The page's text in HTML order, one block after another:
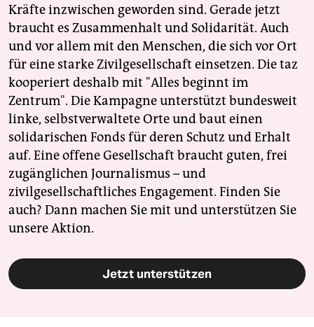
Kräfte inzwischen geworden sind. Gerade jetzt
braucht es Zusammenhalt und Solidarität. Auch
und vor allem mit den Menschen, die sich vor Ort
für eine starke Zivilgesellschaft einsetzen. Die taz
kooperiert deshalb mit "Alles beginnt im
Zentrum". Die Kampagne unterstützt bundesweit
linke, selbstverwaltete Orte und baut einen
solidarischen Fonds für deren Schutz und Erhalt
auf. Eine offene Gesellschaft braucht guten, frei
zugänglichen Journalismus – und
zivilgesellschaftliches Engagement. Finden Sie
auch? Dann machen Sie mit und unterstützen Sie
unsere Aktion.
Jetzt unterstützen